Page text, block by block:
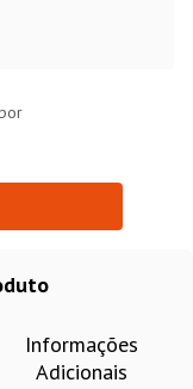
Informações
Adicionais